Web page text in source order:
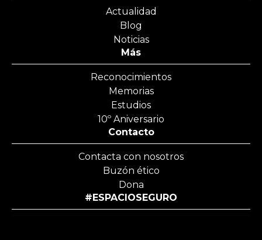
Actualidad
Blog
Noticias
Más
Reconocimientos
Memorias
Estudios
10º Aniversario
Contacto
Contacta con nosotros
Buzón ético
Dona
#ESPACIOSEGURO